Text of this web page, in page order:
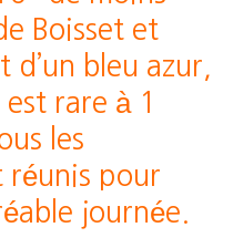
Boisset et
bleu azur,
rare à 1
les
réunis pour
journée.